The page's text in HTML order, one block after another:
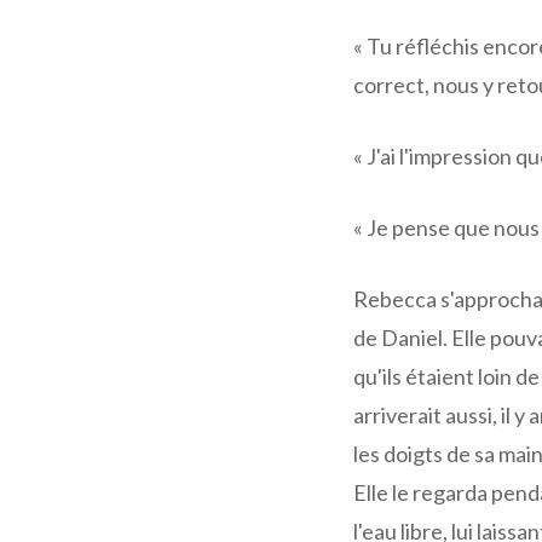
« Tu réfléchis
correct, nous y
« J'ai l'impression
« Je pense que
Rebecca
de Daniel. Elle
qu'ils étaient loin
arriverait aussi, il y
les doigts de sa
Elle le regarda
l'eau libre, lui